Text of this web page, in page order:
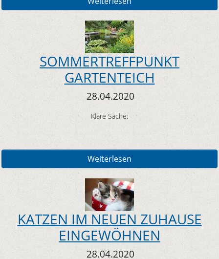
SOMMERTREFFPUNKT
GARTENTEICH
28.04.2020
Klare Sache:
Weiterlesen
KATZEN IM NEUEN ZUHAUSE
EINGEWÖHNEN
28.04.2020